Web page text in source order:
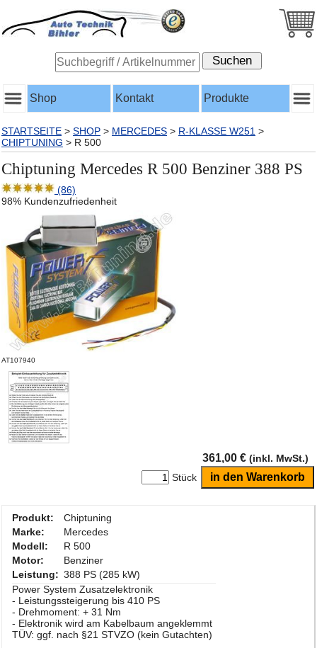
Shop Kontakt Produkte
STARTSEITE > SHOP > MERCEDES > R-KLASSE W251 >
CHIPTUNING > R 500
Chiptuning Mercedes R 500 Benziner 388 PS
(86)
98% Kundenzufriedenheit
AT107940
361,00 € (inkl. MwSt.)
Stück
Produkt:
Chiptuning
Marke:
Mercedes
Modell:
R 500
Motor:
Benziner
Leistung: 388 PS (285 kW)
Power System Zusatzelektronik
- Leistungssteigerung bis 410 PS
- Drehmoment: + 31 Nm
- Elektronik wird am Kabelbaum angeklemmt
TÜV: ggf. nach §21 STVZO (kein Gutachten)